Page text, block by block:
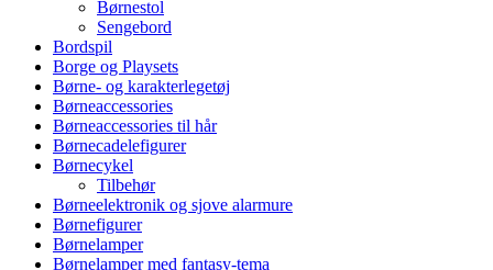
Børnestol
Sengebord
Bordspil
Borge og Playsets
Børne- og karakterlegetøj
Børneaccessories
Børneaccessories til hår
Børnecadelefigurer
Børnecykel
Tilbehør
Børneelektronik og sjove alarmure
Børnefigurer
Børnelamper
Børnelamper med fantasy-tema